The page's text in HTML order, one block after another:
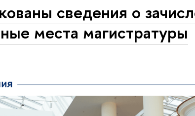
сведения о
места магистратуры